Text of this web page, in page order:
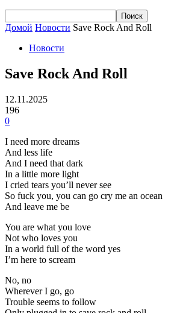
Домой Новости Save Rock And Roll
Новости
Save Rock And Roll
12.11.2025
196
0
I need more dreams
And less life
And I need that dark
In a little more light
I cried tears you’ll never see
So fuck you, you can go cry me an ocean
And leave me be
You are what you love
Not who loves you
In a world full of the word yes
I’m here to scream
No, no
Wherever I go, go
Trouble seems to follow